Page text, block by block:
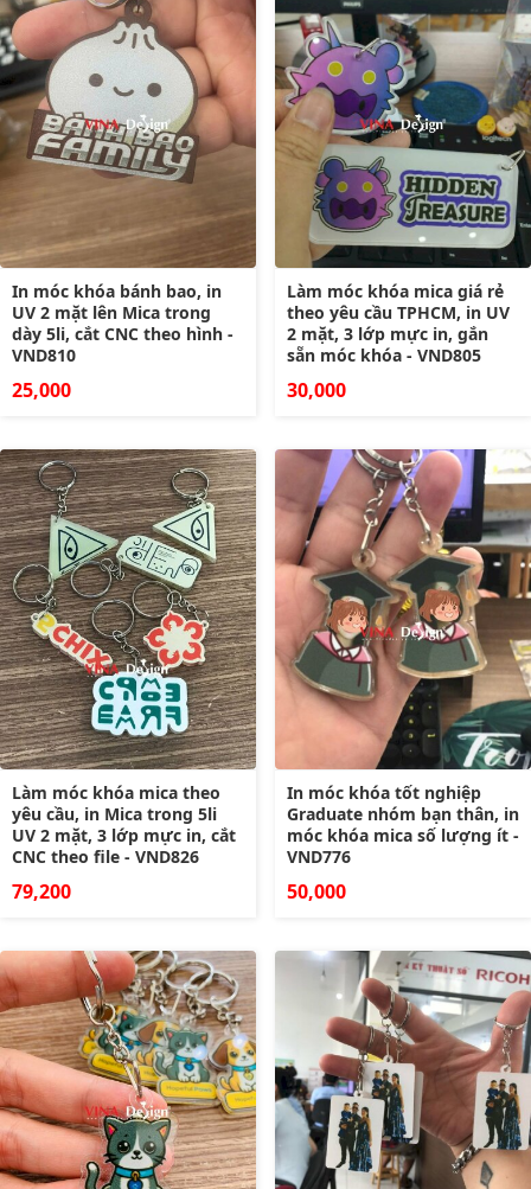
In móc khóa bánh bao, in
UV 2 mặt lên Mica trong
dày 5li, cắt CNC theo hình -
VND810
25,000
Làm móc khóa mica giá rẻ
theo yêu cầu TPHCM, in UV
2 mặt, 3 lớp mực in, gắn
sẵn móc khóa - VND805
30,000
Làm móc khóa mica theo
yêu cầu, in Mica trong 5li
UV 2 mặt, 3 lớp mực in, cắt
CNC theo file - VND826
79,200
In móc khóa tốt nghiệp
Graduate nhóm bạn thân, in
móc khóa mica số lượng ít -
VND776
50,000